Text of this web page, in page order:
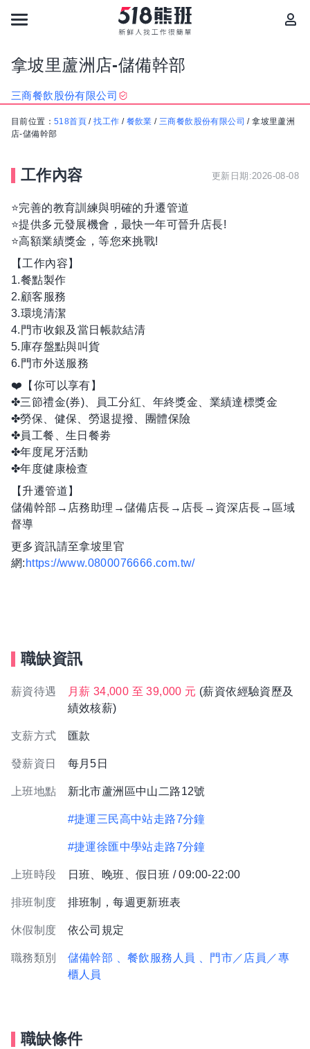
拿坡里蘆洲店-儲備幹部
三商餐飲股份有限公司
目前位置： 518首頁 /找工作 / 餐飲業 /三商餐飲股份有限公司 /拿坡里蘆洲
店-儲備幹部
工作內容 更新日期:2026-08-08
⭐️完善的教育訓練與明確的升遷管道
⭐️提供多元發展機會，最快一年可晉升店長!
⭐️高額業績獎金，等您來挑戰!
【工作內容】
1.餐點製作
2.顧客服務
3.環境清潔
4.門市收銀及當日帳款結清
5.庫存盤點與叫貨
6.門市外送服務
❤️【你可以享有】
✤三節禮金(券)、員工分紅、年終獎金、業績達標獎金
✤勞保、健保、勞退提撥、團體保險
✤員工餐、生日餐劵
✤年度尾牙活動
✤年度健康檢查
【升遷管道】
儲備幹部→店務助理→儲備店長→店長→資深店長→區域
督導
更多資訊請至拿坡里官
網: https://www.0800076666.com.tw/
職缺資訊
薪資待遇 月薪 34,000 至 39,000 元 (薪資依經驗資歷及
績效核薪)
支薪方式 匯款
發薪資日 每月5日
上班地點 新北市蘆洲區中山二路12號
#捷運三民高中站走路7分鐘
#捷運徐匯中學站走路7分鐘
上班時段 日班、晚班、假日班 / 09:00-22:00
排班制度 排班制，每週更新班表
休假制度 依公司規定
職務類別 儲備幹部 、餐飲服務人員
、門市／店員／專
櫃人員
職缺條件